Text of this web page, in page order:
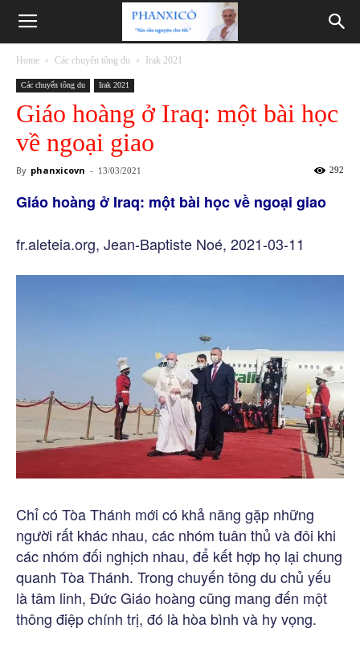
Phanxicô
Home Các chuyến tông du Irak 2021
Các chuyến tông du Irak 2021
Giáo hoàng ở Iraq: một bài học
về ngoại giao
By phanxicovn - 13/03/2021 292
Giáo hoàng ở Iraq: một bài học về ngoại giao
fr.aleteia.org, Jean-Baptiste Noé, 2021-03-11
Chỉ có Tòa Thánh mới có khả năng gặp những
người rất khác nhau, các nhóm tuân thủ và đôi khi
các nhóm đối nghịch nhau, để kết hợp họ lại chung
quanh Tòa Thánh. Trong chuyến tông du chủ yếu
là tâm linh, Đức Giáo hoàng cũng mang đến một
thông điệp chính trị, đó là hòa bình và hy vọng.